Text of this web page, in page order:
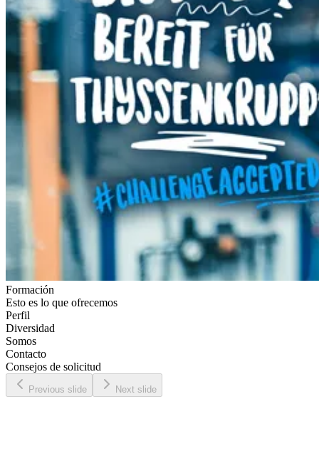
Formación
Esto es lo que ofrecemos
Perfil
Diversidad
Somos
Contacto
Consejos de solicitud
Previous slide Next slide